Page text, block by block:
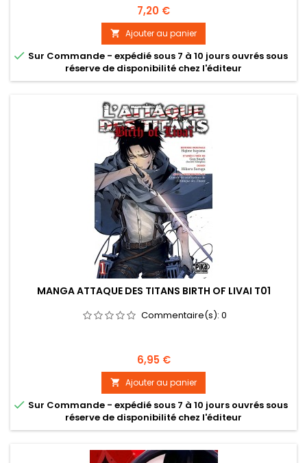
Prix
7,20 €
 Ajouter au panier
 Sur Commande - expédié sous 7 à 10 jours ouvrés sous
réserve de disponibilité chez l'éditeur
MANGA ATTAQUE DES TITANS BIRTH OF LIVAI T01
Commentaire(s): 0
Prix
6,95 €
 Ajouter au panier
 Sur Commande - expédié sous 7 à 10 jours ouvrés sous
réserve de disponibilité chez l'éditeur